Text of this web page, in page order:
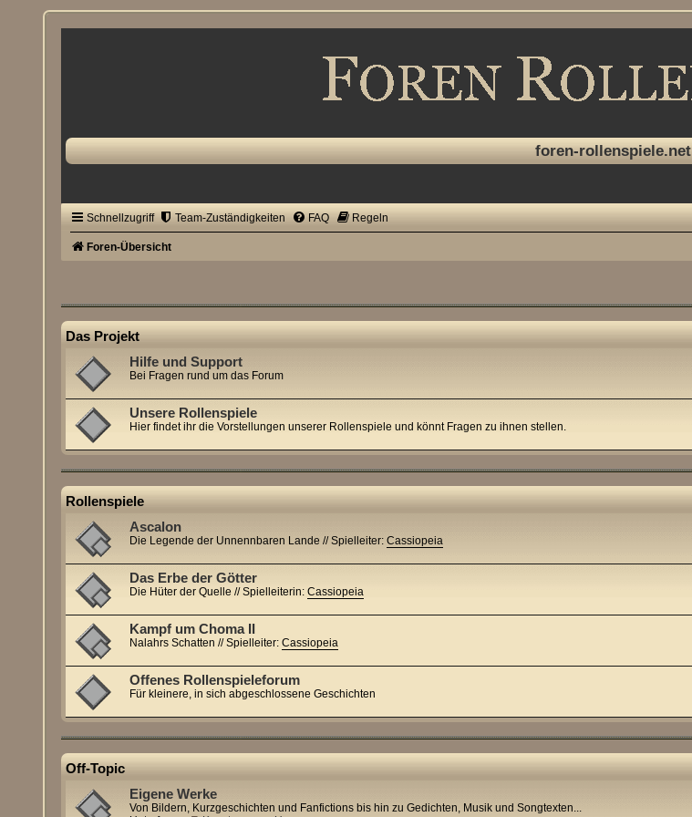
foren-rollenspiele.net
Schnellzugriff Team-Zuständigkeiten FAQ Regeln
Foren-Übersicht
Das Projekt
Hilfe und Support
Bei Fragen rund um das Forum
Unsere Rollenspiele
Hier findet ihr die Vorstellungen unserer Rollenspiele und könnt Fragen zu ihnen stellen.
Rollenspiele
Ascalon
Die Legende der Unnennbaren Lande // Spielleiter:Cassiopeia
Das Erbe der Götter
Die Hüter der Quelle // Spielleiterin:Cassiopeia
Kampf um Choma II
Nalahrs Schatten // Spielleiter:Cassiopeia
Offenes Rollenspieleforum
Für kleinere, in sich abgeschlossene Geschichten
Off-Topic
Eigene Werke
Von Bildern, Kurzgeschichten und Fanfictions bis hin zu Gedichten, Musik und Songtexten...